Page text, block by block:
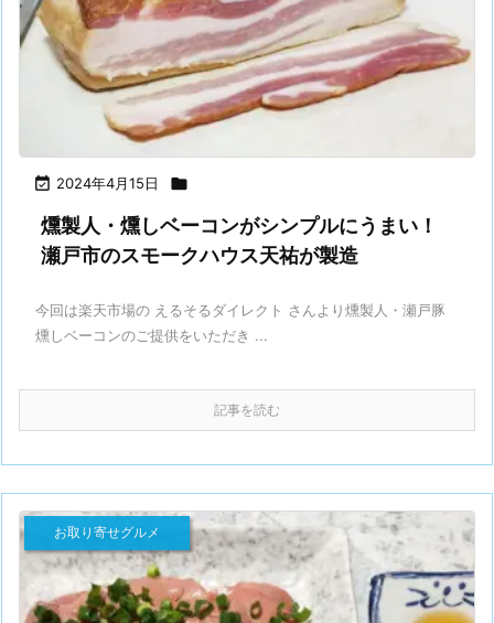
 2024年4月15日 
燻製人・燻しベーコンがシンプルにうまい！
瀬戸市のスモークハウス天祐が製造
今回は楽天市場の えるそるダイレクト さんより燻製人・瀬戸豚
燻しベーコンのご提供をいただき ...
記事を読む
お取り寄せグルメ